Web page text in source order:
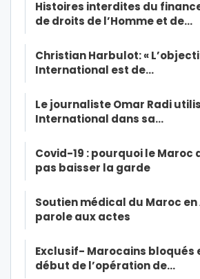
Histoires interdites du
de droits de l’Homme et de…
Christian Harbulot: «
International est de…
Le journaliste Omar Radi
International dans sa…
Covid-19 : pourquoi le Maroc
pas baisser la garde
Soutien médical du Maroc en
parole aux actes
Exclusif- Marocains bloqués
début de l’opération de…